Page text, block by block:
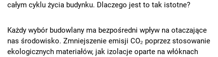
całym cyklu życia budynku. Dlaczego jest to tak istotne?
Każdy wybór budowlany ma bezpośredni wpływ na otaczające
nas środowisko. Zmniejszenie emisji CO₂ poprzez stosowanie
ekologicznych materiałów, jak izolacje oparte na włóknach